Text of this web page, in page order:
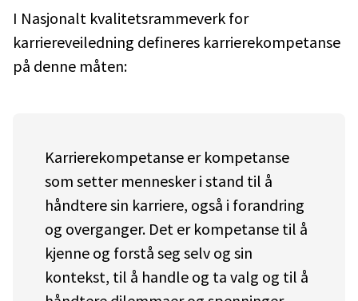
I Nasjonalt kvalitetsrammeverk for
karriereveiledning defineres karrierekompetanse
på denne måten:
Karrierekompetanse er kompetanse
som setter mennesker i stand til å
håndtere sin karriere, også i forandring
og overganger. Det er kompetanse til å
kjenne og forstå seg selv og sin
kontekst, til å handle og ta valg og til å